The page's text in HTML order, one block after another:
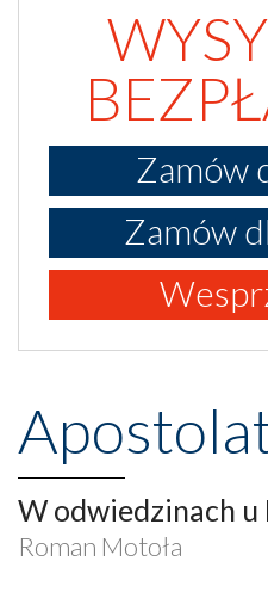
Zamów
Zamów
W odwiedzinach u
Roman Motoła